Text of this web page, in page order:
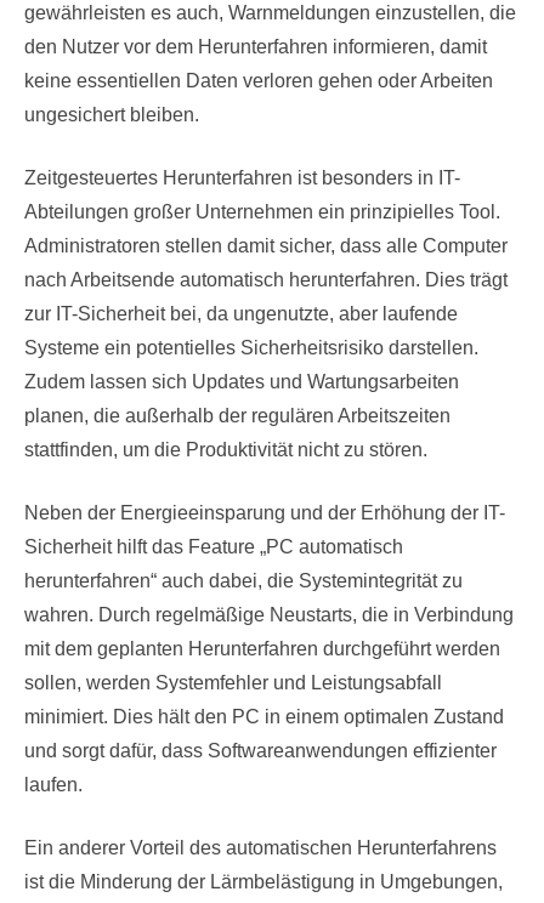
gewährleisten es auch, Warnmeldungen einzustellen, die
den Nutzer vor dem Herunterfahren informieren, damit
keine essentiellen Daten verloren gehen oder Arbeiten
ungesichert bleiben.
Zeitgesteuertes Herunterfahren ist besonders in IT-
Abteilungen großer Unternehmen ein prinzipielles Tool.
Administratoren stellen damit sicher, dass alle Computer
nach Arbeitsende automatisch herunterfahren. Dies trägt
zur IT-Sicherheit bei, da ungenutzte, aber laufende
Systeme ein potentielles Sicherheitsrisiko darstellen.
Zudem lassen sich Updates und Wartungsarbeiten
planen, die außerhalb der regulären Arbeitszeiten
stattfinden, um die Produktivität nicht zu stören.
Neben der Energieeinsparung und der Erhöhung der IT-
Sicherheit hilft das Feature „PC automatisch
herunterfahren“ auch dabei, die Systemintegrität zu
wahren. Durch regelmäßige Neustarts, die in Verbindung
mit dem geplanten Herunterfahren durchgeführt werden
sollen, werden Systemfehler und Leistungsabfall
minimiert. Dies hält den PC in einem optimalen Zustand
und sorgt dafür, dass Softwareanwendungen effizienter
laufen.
Ein anderer Vorteil des automatischen Herunterfahrens
ist die Minderung der Lärmbelästigung in Umgebungen,